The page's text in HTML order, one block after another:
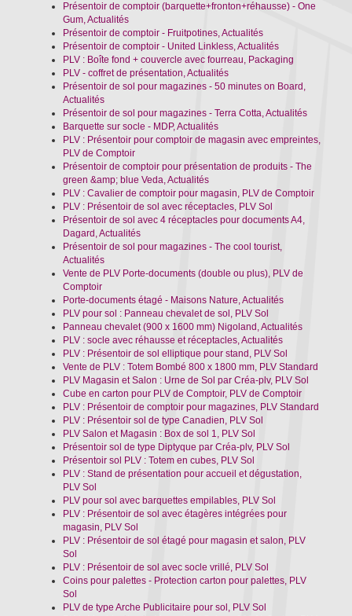
Présentoir de comptoir (barquette+fronton+réhausse) - One
Gum, Actualités
Présentoir de comptoir - Fruitpotines, Actualités
Présentoir de comptoir - United Linkless, Actualités
PLV : Boîte fond + couvercle avec fourreau, Packaging
PLV - coffret de présentation, Actualités
Présentoir de sol pour magazines - 50 minutes on Board,
Actualités
Présentoir de sol pour magazines - Terra Cotta, Actualités
Barquette sur socle - MDP, Actualités
PLV : Présentoir pour comptoir de magasin avec empreintes,
PLV de Comptoir
Présentoir de comptoir pour présentation de produits - The
green &amp; blue Veda, Actualités
PLV : Cavalier de comptoir pour magasin, PLV de Comptoir
PLV : Présentoir de sol avec réceptacles, PLV Sol
Présentoir de sol avec 4 réceptacles pour documents A4,
Dagard, Actualités
Présentoir de sol pour magazines - The cool tourist,
Actualités
Vente de PLV Porte-documents (double ou plus), PLV de
Comptoir
Porte-documents étagé - Maisons Nature, Actualités
PLV pour sol : Panneau chevalet de sol, PLV Sol
Panneau chevalet (900 x 1600 mm) Nigoland, Actualités
PLV : socle avec réhausse et réceptacles, Actualités
PLV : Présentoir de sol elliptique pour stand, PLV Sol
Vente de PLV : Totem Bombé 800 x 1800 mm, PLV Standard
PLV Magasin et Salon : Urne de Sol par Créa-plv, PLV Sol
Cube en carton pour PLV de Comptoir, PLV de Comptoir
PLV : Présentoir de comptoir pour magazines, PLV Standard
PLV : Présentoir sol de type Canadien, PLV Sol
PLV Salon et Magasin : Box de sol 1, PLV Sol
Présentoir sol de type Diptyque par Créa-plv, PLV Sol
Présentoir sol PLV : Totem en cubes, PLV Sol
PLV : Stand de présentation pour accueil et dégustation,
PLV Sol
PLV pour sol avec barquettes empilables, PLV Sol
PLV : Présentoir de sol avec étagères intégrées pour
magasin, PLV Sol
PLV : Présentoir de sol étagé pour magasin et salon, PLV
Sol
PLV : Présentoir de sol avec socle vrillé, PLV Sol
Coins pour palettes - Protection carton pour palettes, PLV
Sol
PLV de type Arche Publicitaire pour sol, PLV Sol